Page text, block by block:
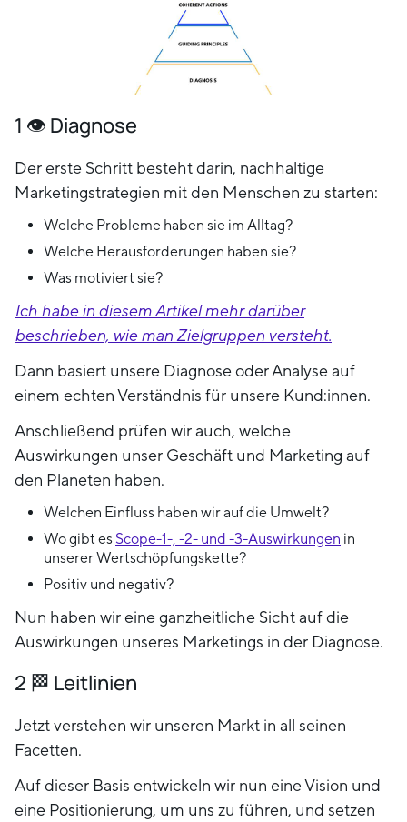
1 👁️ Diagnose
Der erste Schritt besteht darin, nachhaltige
Marketingstrategien mit den Menschen zu starten:
Welche Probleme haben sie im Alltag?
Welche Herausforderungen haben sie?
Was motiviert sie?
Ich habe in diesem Artikel mehr darüber
beschrieben, wie man Zielgruppen versteht.
Dann basiert unsere Diagnose oder Analyse auf
einem echten Verständnis für unsere Kund:innen.
Anschließend prüfen wir auch, welche
Auswirkungen unser Geschäft und Marketing auf
den Planeten haben.
Welchen Einfluss haben wir auf die Umwelt?
Wo gibt es Scope-1-, -2- und -3-Auswirkungen in
unserer Wertschöpfungskette?
Positiv und negativ?
Nun haben wir eine ganzheitliche Sicht auf die
Auswirkungen unseres Marketings in der Diagnose.
2 🏁 Leitlinien
Jetzt verstehen wir unseren Markt in all seinen
Facetten.
Auf dieser Basis entwickeln wir nun eine Vision und
eine Positionierung, um uns zu führen, und setzen